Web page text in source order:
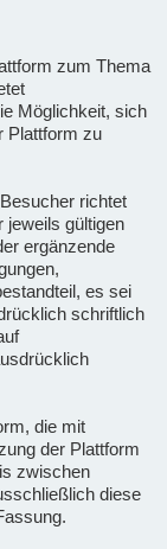
zum Thema
Möglichkeit, sich
Plattform zu
richtet
jeweils gültigen
ergänzende
es sei
schriftlich
die mit
der Plattform
zwischen
diese